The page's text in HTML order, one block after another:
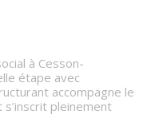
à Cesson-
étape avec
accompagne le
pleinement